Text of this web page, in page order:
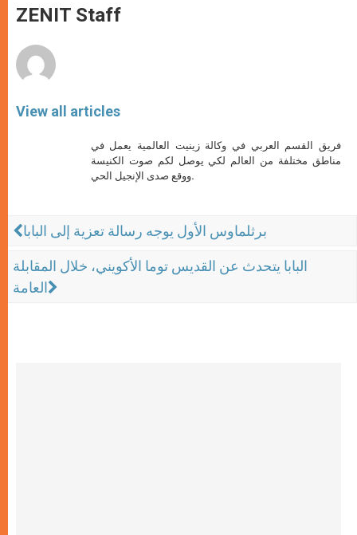
p
p
g
e
o
k
ZENIT Staff
View all articles
فريق القسم العربي في وكالة زينيت العالمية يعمل في
مناطق مختلفة من العالم لكي يوصل لكم صوت الكنيسة
ووقع صدى الإنجيل الحي.
برثلماوس الأول يوجه رسالة تعزية إلى البابا
البابا يتحدث عن القديس توما الأكويني، خلال المقابلة
العامة